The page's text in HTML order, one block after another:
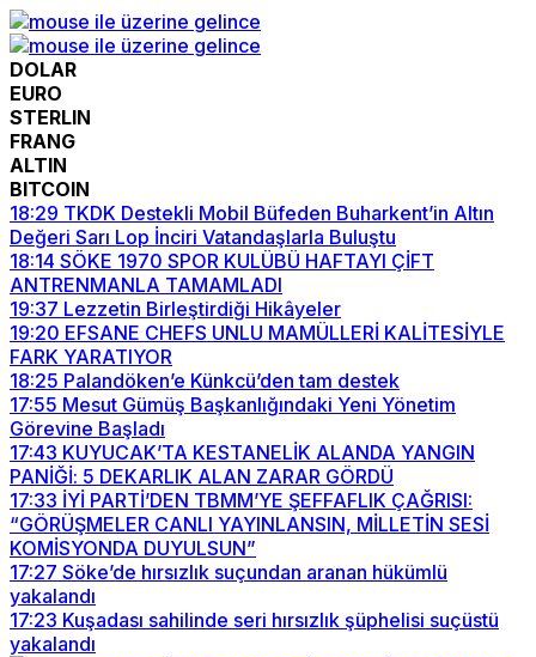
DOLAR
EURO
STERLIN
FRANG
ALTIN
BITCOIN
18:29 TKDK Destekli Mobil Büfeden Buharkent’in Altın
Değeri Sarı Lop İnciri Vatandaşlarla Buluştu
18:14 SÖKE 1970 SPOR KULÜBÜ HAFTAYI ÇİFT
ANTRENMANLA TAMAMLADI
19:37 Lezzetin Birleştirdiği Hikâyeler
19:20 EFSANE CHEFS UNLU MAMÜLLERİ KALİTESİYLE
FARK YARATIYOR
18:25 Palandöken’e Künkcü’den tam destek
17:55 Mesut Gümüş Başkanlığındaki Yeni Yönetim
Görevine Başladı
17:43 KUYUCAK’TA KESTANELİK ALANDA YANGIN
PANİĞİ: 5 DEKARLIK ALAN ZARAR GÖRDÜ
17:33 İYİ PARTİ’DEN TBMM’YE ŞEFFAFLIK ÇAĞRISI:
“GÖRÜŞMELER CANLI YAYINLANSIN, MİLLETİN SESİ
KOMİSYONDA DUYULSUN”
17:27 Söke’de hırsızlık suçundan aranan hükümlü
yakalandı
17:23 Kuşadası sahilinde seri hırsızlık şüphelisi suçüstü
yakalandı